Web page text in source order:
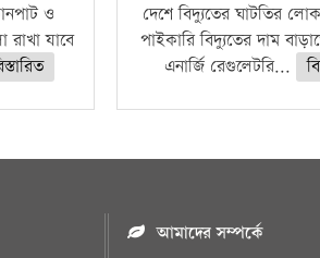
ও
রাখা যাবে
দেশে বিদ্যুতের ঘাটতির
পাইকারি বিদ্যুতের দাম
এনার্জি রেগুলেটরি...
আমাদের সম্পর্কে